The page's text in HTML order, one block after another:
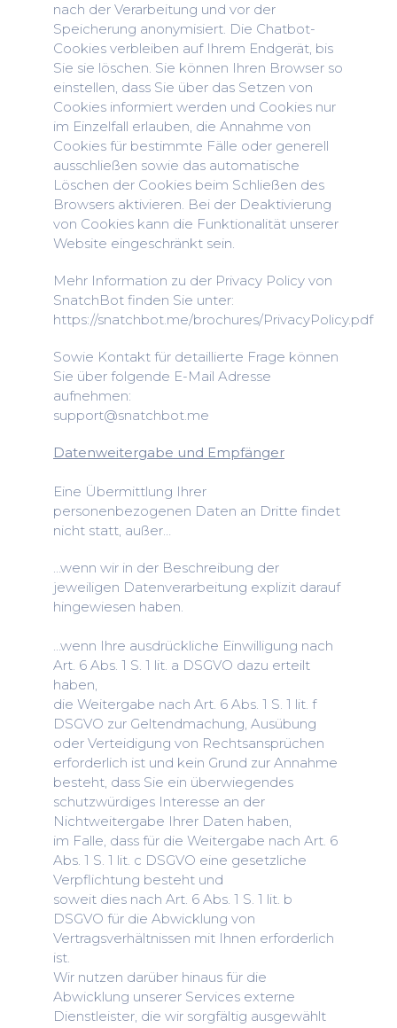
nach der Verarbeitung und vor der
Speicherung anonymisiert. Die Chatbot-
Cookies verbleiben auf Ihrem Endgerät, bis
Sie sie löschen. Sie können Ihren Browser so
einstellen, dass Sie über das Setzen von
Cookies informiert werden und Cookies nur
im Einzelfall erlauben, die Annahme von
Cookies für bestimmte Fälle oder generell
ausschließen sowie das automatische
Löschen der Cookies beim Schließen des
Browsers aktivieren. Bei der Deaktivierung
von Cookies kann die Funktionalität unserer
Website eingeschränkt sein.
Mehr Information zu der Privacy Policy von
SnatchBot finden Sie unter:
https://snatchbot.me/brochures/PrivacyPolicy.pdf
Sowie Kontakt für detaillierte Frage können
Sie über folgende E-Mail Adresse
aufnehmen:
support@snatchbot.me
Datenweitergabe und Empfänger
Eine Übermittlung Ihrer
personenbezogenen Daten an Dritte findet
nicht statt, außer…
…wenn wir in der Beschreibung der
jeweiligen Datenverarbeitung explizit darauf
hingewiesen haben.
…wenn Ihre ausdrückliche Einwilligung nach
Art. 6 Abs. 1 S. 1 lit. a DSGVO dazu erteilt
haben,
die Weitergabe nach Art. 6 Abs. 1 S. 1 lit. f
DSGVO zur Geltendmachung, Ausübung
oder Verteidigung von Rechtsansprüchen
erforderlich ist und kein Grund zur Annahme
besteht, dass Sie ein überwiegendes
schutzwürdiges Interesse an der
Nichtweitergabe Ihrer Daten haben,
im Falle, dass für die Weitergabe nach Art. 6
Abs. 1 S. 1 lit. c DSGVO eine gesetzliche
Verpflichtung besteht und
soweit dies nach Art. 6 Abs. 1 S. 1 lit. b
DSGVO für die Abwicklung von
Vertragsverhältnissen mit Ihnen erforderlich
ist.
Wir nutzen darüber hinaus für die
Abwicklung unserer Services externe
Dienstleister, die wir sorgfältig ausgewählt